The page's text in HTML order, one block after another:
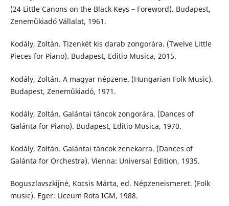
(24 Little Canons on the Black Keys – Foreword). Budapest,
Zeneműkiadó Vállalat, 1961.
Kodály, Zoltán. Tizenkét kis darab zongorára. (Twelve Little
Pieces for Piano). Budapest, Editio Musica, 2015.
Kodály, Zoltán. A magyar népzene. (Hungarian Folk Music).
Budapest, Zeneműkiadó, 1971.
Kodály, Zoltán. Galántai táncok zongorára. (Dances of
Galánta for Piano). Budapest, Editio Musica, 1970.
Kodály, Zoltán. Galántai táncok zenekarra. (Dances of
Galánta for Orchestra). Vienna: Universal Edition, 1935.
Boguszlavszkijné, Kocsis Márta, ed. Népzeneismeret. (Folk
music). Eger: Líceum Rota IGM, 1988.